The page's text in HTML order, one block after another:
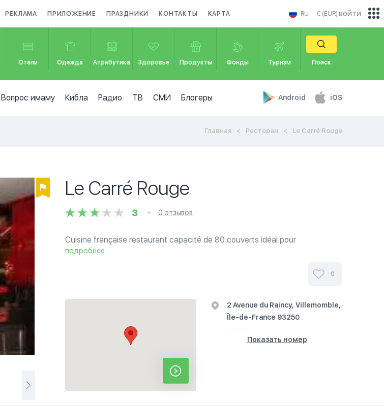
РЕКЛАМА ПРИЛОЖЕНИЕ ПРАЗДНИКИ КОНТАКТЫ КАРТА RU € (EUR)
Отели Одежда Атрибутика Здоровье Продукты Фонды Туризм Поиск
Вопрос имаму Кибла Радио ТВ СМИ Блогеры Android iOS
войти
Главная Ресторан Le Carré Rouge
Le Carré Rouge
3 0 отзывов
Cuisine française restaurant capacité de 80 couverts idéal pour
anniversaires et repas de famille.
подробнее
0
2 Avenue du Raincy, Villemomble,
Île-de-France 93250
Показать номер